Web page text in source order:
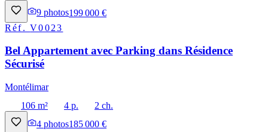
9 photos199 000 €
Réf.V0023
Bel Appartement avec Parking dans Résidence
Sécurisé
Montélimar
106 m²
4 p.
2 ch.
4 photos185 000 €